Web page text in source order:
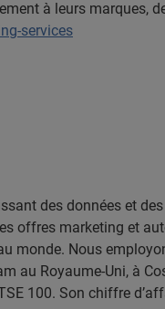
à leurs marques,
services
des données et
offres marketing et
monde. Nous
au Royaume-Uni, à
100. Son chiffre